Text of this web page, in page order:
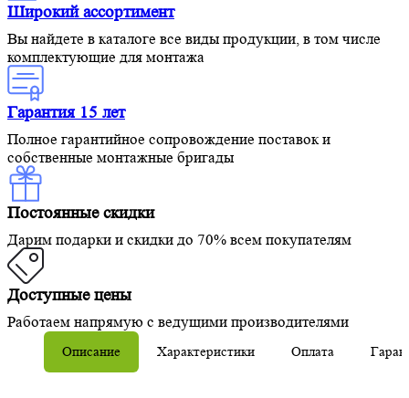
Широкий ассортимент
Вы найдете в каталоге все виды продукции, в том числе
комплектующие для монтажа
Гарантия 15 лет
Полное гарантийное сопровождение поставок и
собственные монтажные бригады
Постоянные скидки
Дарим подарки и скидки до 70% всем покупателям
Доступные цены
Работаем напрямую с ведущими производителями
Описание Характеристики Оплата